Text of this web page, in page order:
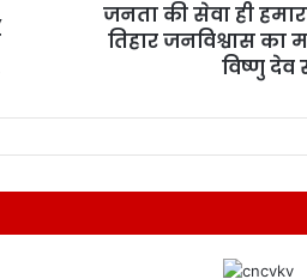
जनता की सेवा ही
तिहार जनविश्वास का
विष्णु देव